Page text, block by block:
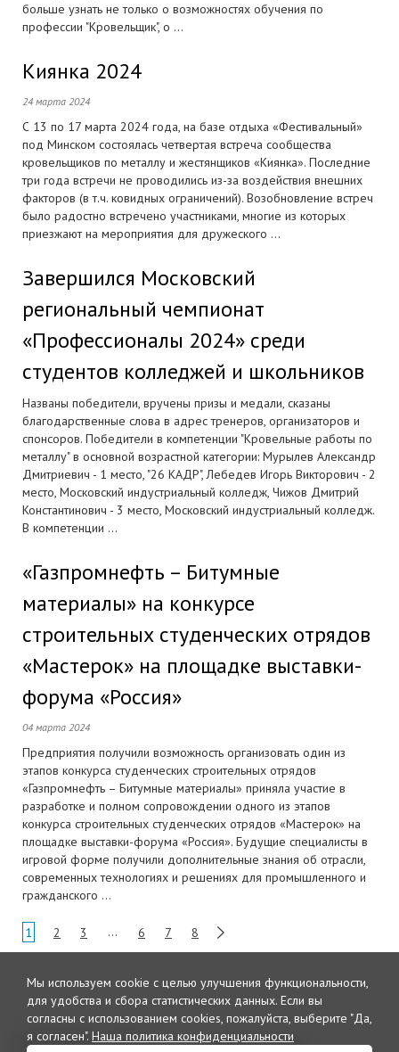
больше узнать не только о возможностях обучения по
профессии "Кровельщик", о ...
Киянка 2024
24 марта 2024
С 13 по 17 марта 2024 года, на базе отдыха «Фестивальный»
под Минском состоялась четвертая встреча сообщества
кровельщиков по металлу и жестянщиков «Киянка». Последние
три года встречи не проводились из-за воздействия внешних
факторов (в т.ч. ковидных ограничений). Возобновление встреч
было радостно встречено участниками, многие из которых
приезжают на мероприятия для дружеского ...
Завершился Московский
региональный чемпионат
«Профессионалы 2024» среди
студентов колледжей и школьников
Названы победители, вручены призы и медали, сказаны
благодарственные слова в адрес тренеров, организаторов и
спонсоров. Победители в компетенции "Кровельные работы по
металлу" в основной возрастной категории: Мурылев Александр
Дмитриевич - 1 место, "26 КАДР", Лебедев Игорь Викторович - 2
место, Московский индустриальный колледж, Чижов Дмитрий
Константинович - 3 место, Московский индустриальный колледж.
В компетенции ...
«Газпромнефть – Битумные
материалы» на конкурсе
строительных студенческих отрядов
«Мастерок» на площадке выставки-
форума «Россия»
04 марта 2024
Предприятия получили возможность организовать один из
этапов конкурса студенческих строительных отрядов
«Газпромнефть – Битумные материалы» приняла участие в
разработке и полном сопровождении одного из этапов
конкурса строительных студенческих отрядов «Мастерок» на
площадке выставки-форума «Россия». Будущие специалисты в
игровой форме получили дополнительные знания об отрасли,
современных технологиях и решениях для промышленного и
гражданского ...
1 2 3 … 6 7 8
Мы используем cookie с целью улучшения функциональности,
для удобства и сбора статистических данных. Если вы
согласны с использованием cookies, пожалуйста, выберите "Да,
я согласен". Наша политика конфиденциальности
© 2026 Интернет издание и
Рекламный отдел